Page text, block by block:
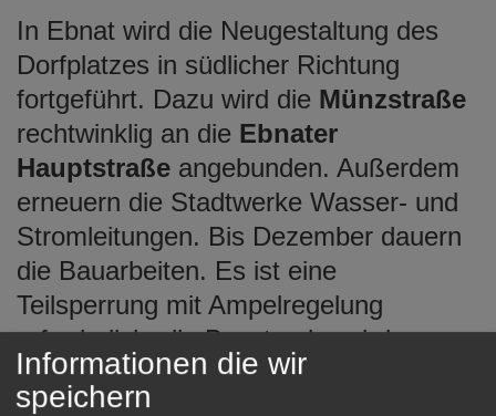
In Ebnat wird die Neugestaltung des
Dorfplatzes in südlicher Richtung
fortgeführt. Dazu wird die Münzstraße
rechtwinklig an die Ebnater
Hauptstraße angebunden. Außerdem
erneuern die Stadtwerke Wasser- und
Stromleitungen. Bis Dezember dauern
die Bauarbeiten. Es ist eine
Teilsperrung mit Ampelregelung
erforderlich, die Busstrecke wird
umgeleitet.
Informationen die wir
speichern